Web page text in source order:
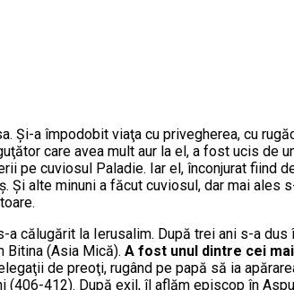
a împodobit viaţa cu privegherea, cu
care avea mult aur la el, a fost ucis de
pe cuviosul Paladie. Iar el, înconjurat fiind
alte minuni a făcut cuviosul, dar mai ales
călugărit la Ierusalim. După trei ani s-a dus
Bitina (Asia Mică). A fost unul dintre cei
de preoţi, rugând pe papă să ia
412). După exil, îl aflăm episcop în